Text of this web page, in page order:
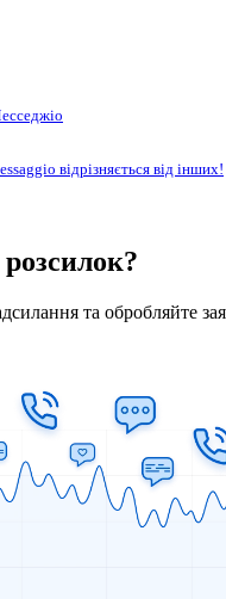
відрізняється від інших!
та обробляйте